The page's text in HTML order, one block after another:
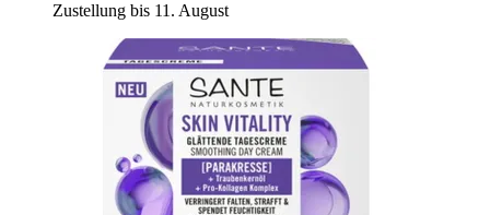
Zustellung bis 11. August